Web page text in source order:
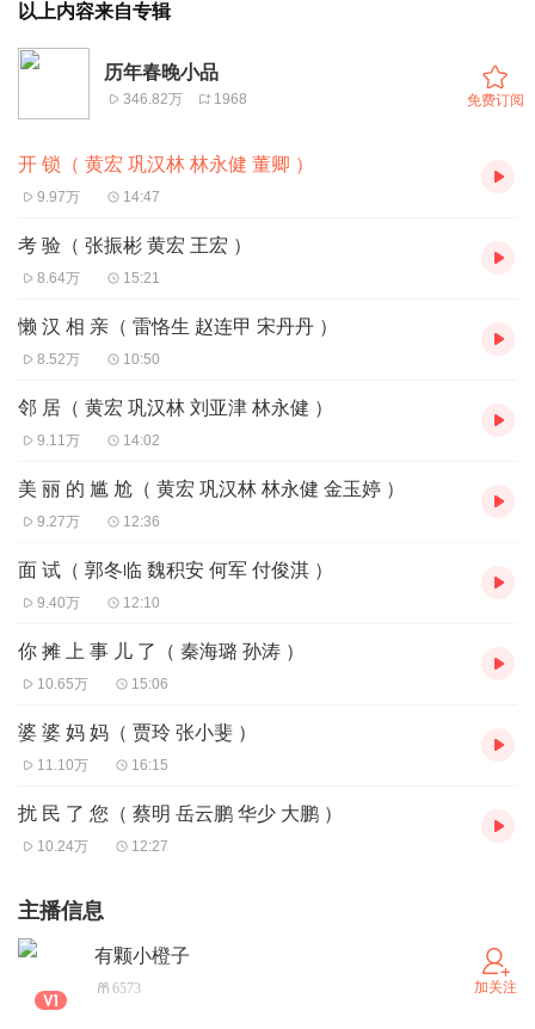
以上内容来自专辑
历年春晚小品
346.82万 1968 免费订阅
开 锁（ 黄宏 巩汉林 林永健 董卿 ）
9.97万 14:47
考 验（ 张振彬 黄宏 王宏 ）
8.64万 15:21
懒 汉 相 亲（ 雷恪生 赵连甲 宋丹丹 ）
8.52万 10:50
邻 居（ 黄宏 巩汉林 刘亚津 林永健 ）
9.11万 14:02
美 丽 的 尴 尬（ 黄宏 巩汉林 林永健 金玉婷 ）
9.27万 12:36
面 试（ 郭冬临 魏积安 何军 付俊淇 ）
9.40万 12:10
你 摊 上 事 儿 了（ 秦海璐 孙涛 ）
10.65万 15:06
婆 婆 妈 妈（ 贾玲 张小斐 ）
11.10万 16:15
扰 民 了 您（ 蔡明 岳云鹏 华少 大鹏 ）
10.24万 12:27
主播信息
有颗小橙子
6573 加关注